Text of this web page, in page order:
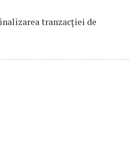
tranzacției de